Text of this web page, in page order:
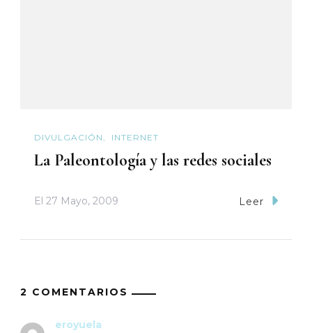
DIVULGACIÓN INTERNET
La Paleontología y las redes sociales
El 27 Mayo, 2009 Leer
2 COMENTARIOS
eroyuela